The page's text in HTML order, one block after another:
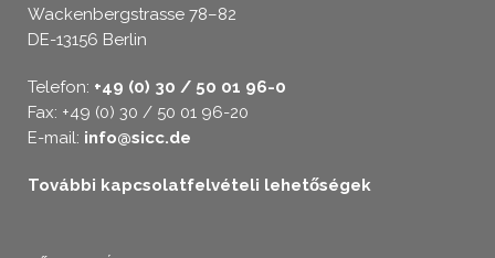
Wackenbergstrasse 78–82
DE-13156 Berlin
Telefon: +49 (0) 30 / 50 01 96-0
Fax: +49 (0) 30 / 50 01 96-20
E-mail: info@sicc.de
További kapcsolatfelvételi lehetőségek